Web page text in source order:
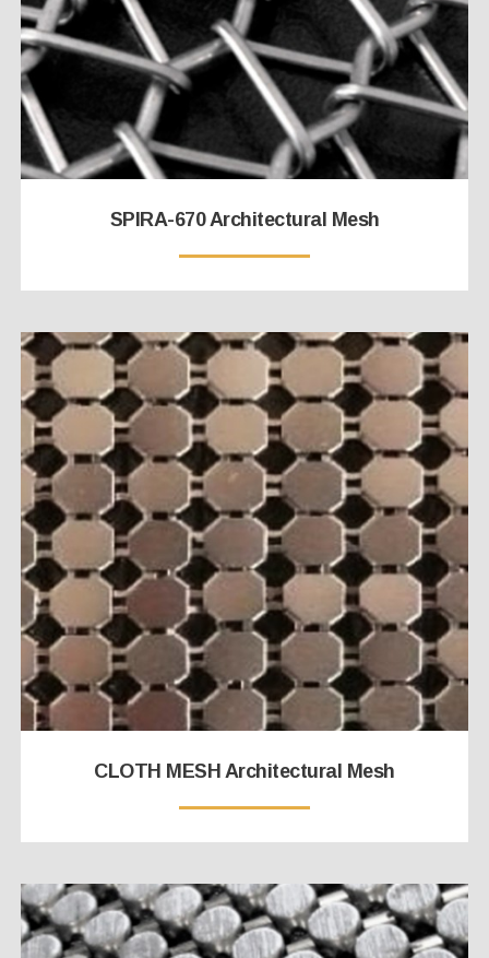
SPIRA-670 Architectural Mesh
CLOTH MESH Architectural Mesh